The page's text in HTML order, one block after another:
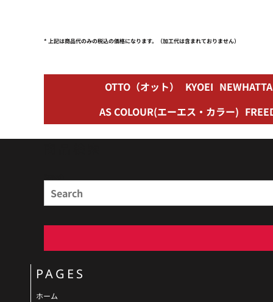
* 上記は商品代のみの税込の価格になります。（加工代は含まれておりません）
OTTO（オット） KYOEI
AS COLOUR(エーエス・カラー)
PAGES
ホーム